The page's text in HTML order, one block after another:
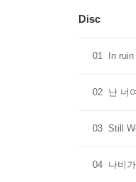
Disc
01 In
02 난 너
03 Still
04 나비